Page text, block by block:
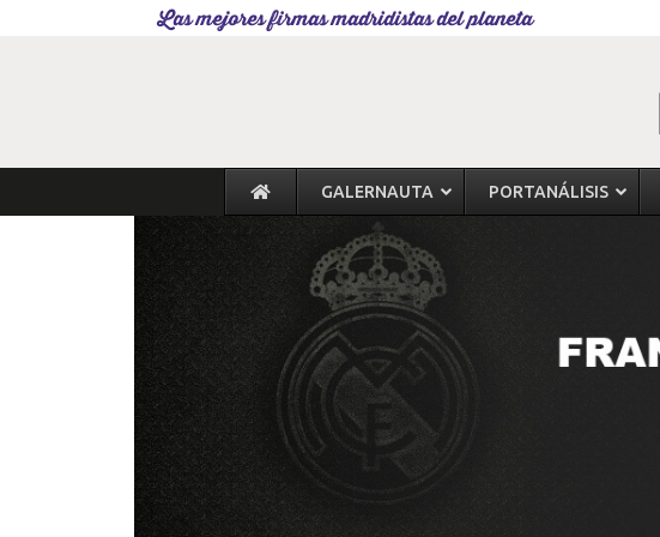
Las mejores firmas madridistas del planeta
GALERNAUTA PORTANÁLISIS